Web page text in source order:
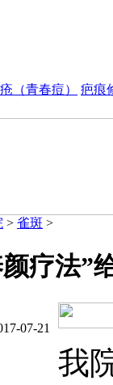
（青春痘） 疤痕
> 雀斑 >
疗法”
07-21
我